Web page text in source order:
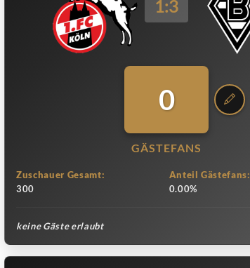
1:3
0
GÄSTEFANS
Zuschauer Gesamt:
300
Anteil Gästefans:
0.00%
keine Gäste erlaubt